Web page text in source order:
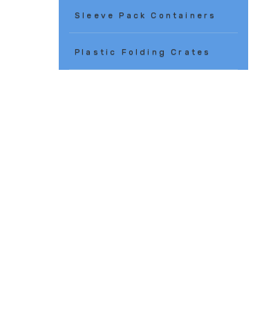
Sleeve Pack Containers
Plastic Folding Crates